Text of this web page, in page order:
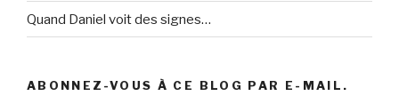
Quand Daniel voit des signes…
ABONNEZ-VOUS À CE BLOG PAR E-MAIL.